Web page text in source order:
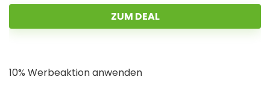
ZUM DEAL
10% Werbeaktion anwenden